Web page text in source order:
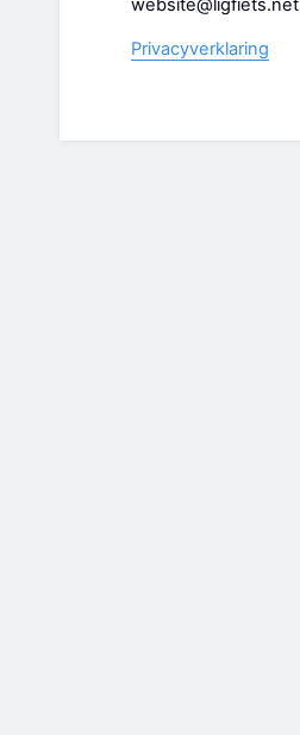
website@ligfiets.net
Privacyverklaring